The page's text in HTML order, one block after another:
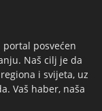
posvećen
Naš cilj je da
i svijeta, uz
Vaš haber, naša